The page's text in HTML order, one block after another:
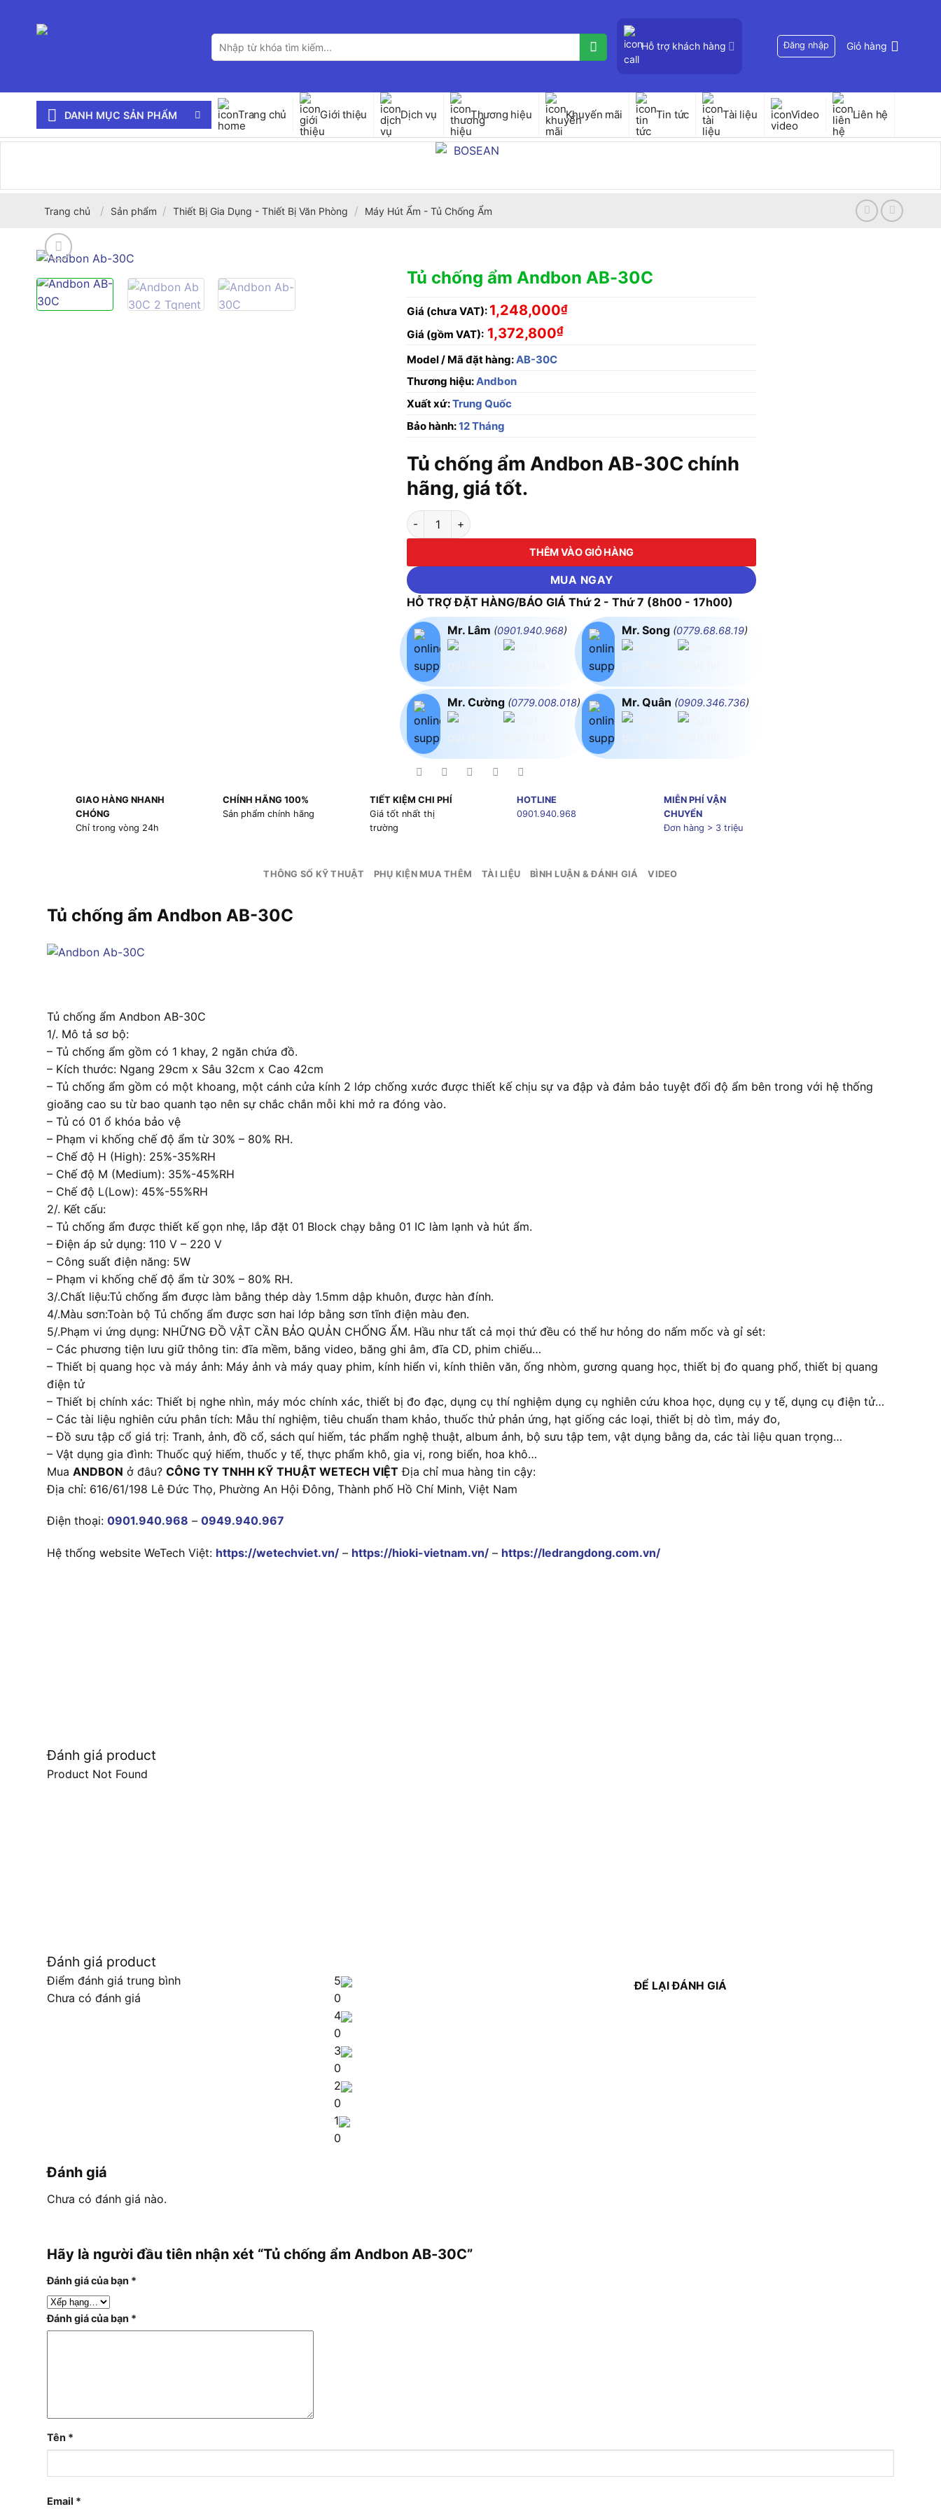
Tìm
kiếm:
Hỗ trợ khách hàng Đăng nhập Giỏ hàng
DANH MỤC SẢN PHẨM Trang chủ Giới thiệu Dịch vụ Thương hiệu Khuyến mãi Tin tức Tài liệu Video Liên hệ
Trang chủ / Sản phẩm / Thiết Bị Gia Dụng - Thiết Bị Văn Phòng / Máy Hút Ẩm - Tủ Chống Ẩm
Tủ chống ẩm Andbon AB-30C
Giá (chưa VAT): 1,248,000₫
Giá (gồm VAT): 1,372,800₫
Model / Mã đặt hàng:AB-30C
Thương hiệu:Andbon
Xuất xứ:Trung Quốc
Bảo hành:12 Tháng
Tủ chống ẩm Andbon AB-30C chính
hãng, giá tốt.
Tủ chống ẩm Andbon AB-30C số lượng
THÊM VÀO GIỎ HÀNG
MUA NGAY
HỖ TRỢ ĐẶT HÀNG/BÁO GIÁ Thứ 2 - Thứ 7 (8h00 - 17h00)
Mr. Lâm (0901.940.968)
Mr. Cường (0779.008.018)
Mr. Song (0779.68.68.19)
Mr. Quân (0909.346.736)
GIAO HÀNG NHANH
CHÓNG
Chỉ trong vòng 24h
CHÍNH HÃNG 100%
Sản phẩm chính hãng
TIẾT KIỆM CHI PHÍ
Giá tốt nhất thị
trường
HOTLINE
0901.940.968
MIỄN PHÍ VẬN
CHUYỂN
Đơn hàng > 3 triệu
THÔNG SỐ KỸ THUẬT PHỤ KIỆN MUA THÊM TÀI LIỆU BÌNH LUẬN & ĐÁNH GIÁ VIDEO
Tủ chống ẩm Andbon AB-30C
Tủ chống ẩm Andbon AB-30C
1/. Mô tả sơ bộ:
– Tủ chống ẩm gồm có 1 khay, 2 ngăn chứa đồ.
– Kích thước: Ngang 29cm x Sâu 32cm x Cao 42cm
– Tủ chống ẩm gồm có một khoang, một cánh cửa kính 2 lớp chống xước được thiết kế chịu sự va đập và đảm bảo tuyệt đối độ ẩm bên trong với hệ thống
gioăng cao su từ bao quanh tạo nên sự chắc chắn mỗi khi mở ra đóng vào.
– Tủ có 01 ổ khóa bảo vệ
– Phạm vi khống chế độ ẩm từ 30% – 80% RH.
– Chế độ H (High): 25%-35%RH
– Chế độ M (Medium): 35%-45%RH
– Chế độ L(Low): 45%-55%RH
2/. Kết cấu:
– Tủ chống ẩm được thiết kế gọn nhẹ, lắp đặt 01 Block chạy bằng 01 IC làm lạnh và hút ẩm.
– Điện áp sử dụng: 110 V – 220 V
– Công suất điện năng: 5W
– Phạm vi khống chế độ ẩm từ 30% – 80% RH.
3/.Chất liệu:Tủ chống ẩm được làm bằng thép dày 1.5mm dập khuôn, được hàn đính.
4/.Màu sơn:Toàn bộ Tủ chống ẩm được sơn hai lớp bằng sơn tĩnh điện màu đen.
5/.Phạm vi ứng dụng: NHỮNG ĐỒ VẬT CẦN BẢO QUẢN CHỐNG ẨM. Hầu như tất cả mọi thứ đều có thể hư hỏng do nấm mốc và gỉ sét:
– Các phương tiện lưu giữ thông tin: đĩa mềm, băng video, băng ghi âm, đĩa CD, phim chiếu…
– Thiết bị quang học và máy ảnh: Máy ảnh và máy quay phim, kính hiển vi, kính thiên văn, ống nhòm, gương quang học, thiết bị đo quang phổ, thiết bị quang
điện tử
– Thiết bị chính xác: Thiết bị nghe nhìn, máy móc chính xác, thiết bị đo đạc, dụng cụ thí nghiệm dụng cụ nghiên cứu khoa học, dụng cụ y tế, dụng cụ điện tử…
– Các tài liệu nghiên cứu phân tích: Mẫu thí nghiệm, tiêu chuẩn tham khảo, thuốc thử phản ứng, hạt giống các loại, thiết bị dò tìm, máy đo,
– Đồ sưu tập cổ giá trị: Tranh, ảnh, đồ cổ, sách quí hiếm, tác phẩm nghệ thuật, album ảnh, bộ sưu tập tem, vật dụng bằng da, các tài liệu quan trọng…
– Vật dụng gia đình: Thuốc quý hiếm, thuốc y tế, thực phẩm khô, gia vị, rong biển, hoa khô…
Mua ANDBON ở đâu? CÔNG TY TNHH KỸ THUẬT WETECH VIỆT Địa chỉ mua hàng tin cậy:
Địa chỉ: 616/61/198 Lê Đức Thọ, Phường An Hội Đông, Thành phố Hồ Chí Minh, Việt Nam
Điện thoại: 0901.940.968 – 0949.940.967
Hệ thống website WeTech Việt: https://wetechviet.vn/ – https://hioki-vietnam.vn/ – https://ledrangdong.com.vn/
Đánh giá product
Product Not Found
Đánh giá product
Điểm đánh giá trung bình
Chưa có đánh giá
5
0
4
0
3
0
2
0
1
0
ĐỂ LẠI ĐÁNH GIÁ
Đánh giá
Chưa có đánh giá nào.
Hãy là người đầu tiên nhận xét “Tủ chống ẩm Andbon AB-30C”
Đánh giá của bạn *
Đánh giá của bạn *
Tên *
Email *